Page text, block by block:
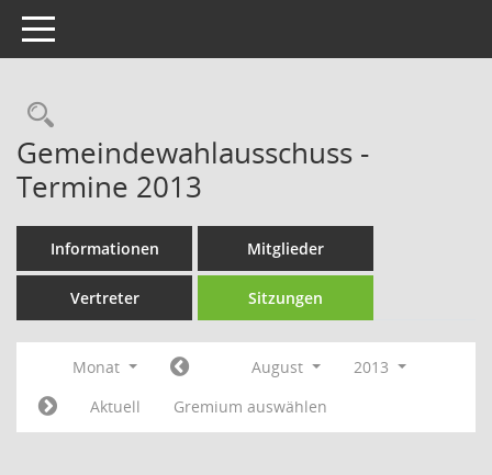
Toggle navigation
Rechercheauswahl
Gemeindewahlausschuss -
Termine 2013
Informationen Mitglieder
Vertreter Sitzungen
Monat August
2013
Aktuell
Gremium auswählen